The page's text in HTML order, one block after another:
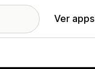
Ver apps